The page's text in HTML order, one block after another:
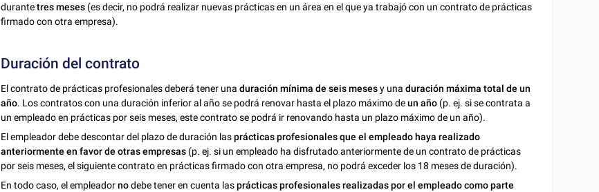
durantetres meses (es decir, no podrá realizar nuevas prácticas en un área en el que ya trabajó con un contrato de prácticas
firmado con otra empresa).
Duración del contrato
El contrato de prácticas profesionales deberá tener unaduración mínima de seis mesesy unaduración máxima total de un
año. Los contratos con una duración inferior al año se podrá renovar hasta el plazo máximo deun año (p. ej. si se contrata a
un empleado en prácticas por seis meses, este contrato se podrá ir renovando hasta un plazo máximo de un año).
El empleador debe descontar del plazo de duración lasprácticas profesionales que el empleado haya realizado
anteriormente en favor de otras empresas (p. ej. si un empleado ha disfrutado anteriormente de un contrato de prácticas
por seis meses, el siguiente contrato en prácticas firmado con otra empresa, no podrá exceder los 18 meses de duración).
En todo caso, el empleadornodebe teneren cuenta lasprácticas profesionales realizadas por el empleado como parte